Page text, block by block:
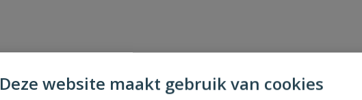
Deze website maakt gebruik van cookies